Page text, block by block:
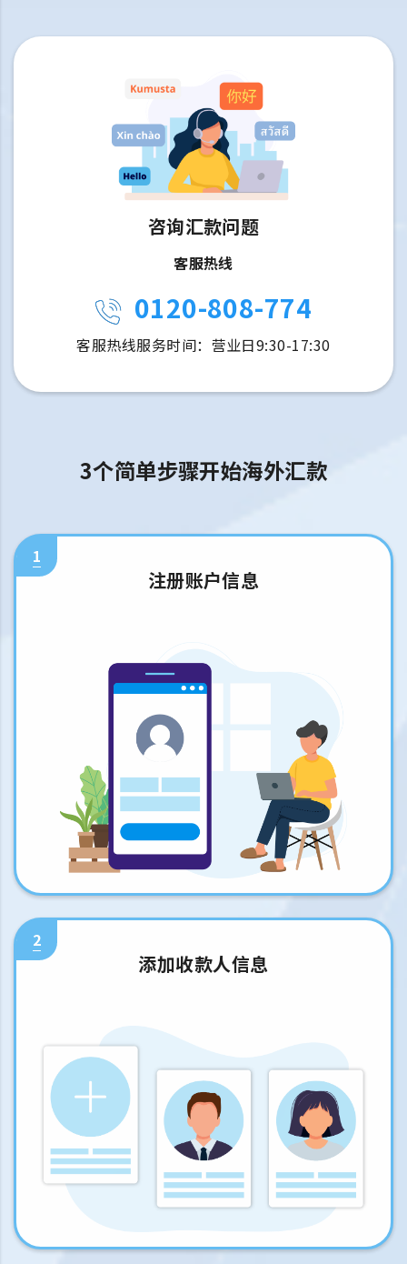
咨询汇款问题
客服热线
0120-808-774
客服热线服务时间：营业日9:30-17:30
3个简单步骤开始海外汇款
1
注册账户信息
2
添加收款人信息